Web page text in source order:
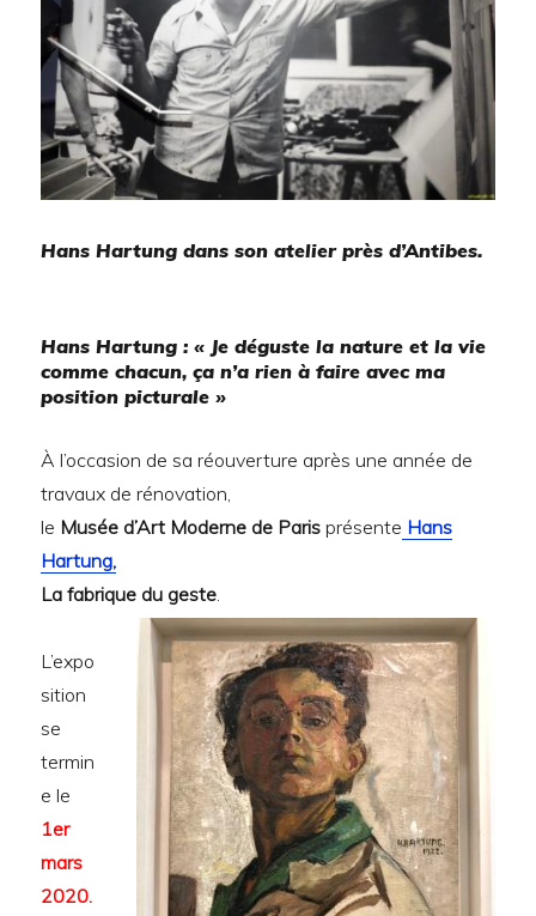
Hans Hartung dans son atelier près d’Antibes.
Hans Hartung : « Je déguste la nature et la vie
comme chacun, ça n’a rien à faire avec ma
position picturale »
À l’occasion de sa réouverture après une année de
travaux de rénovation,
le Musée d’Art Moderne de Paris présente Hans
Hartung,
La fabrique du geste.
L’expo
sition
se
termin
e le
1er
mars
2020.